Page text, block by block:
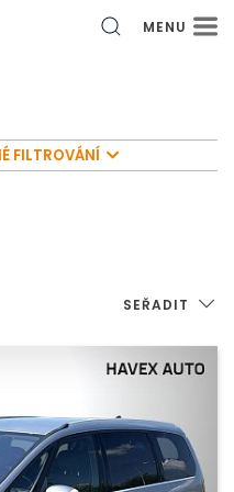
MENU
FILTROVÁNÍ
SEŘADIT